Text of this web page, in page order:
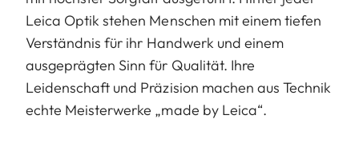
Leica Optik stehen Menschen mit einem tiefen
Verständnis für ihr Handwerk und einem
ausgeprägten Sinn für Qualität. Ihre
Leidenschaft und Präzision machen aus Technik
echte Meisterwerke „made by Leica“.